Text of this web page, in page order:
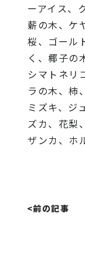
ーアイス、
薪の木、ケ
桜、ゴール
く、椰子の
シマトネリ
ラの木、柿
ミズキ、ジ
ズカ、花梨
ザンカ、ホ
<前の記事